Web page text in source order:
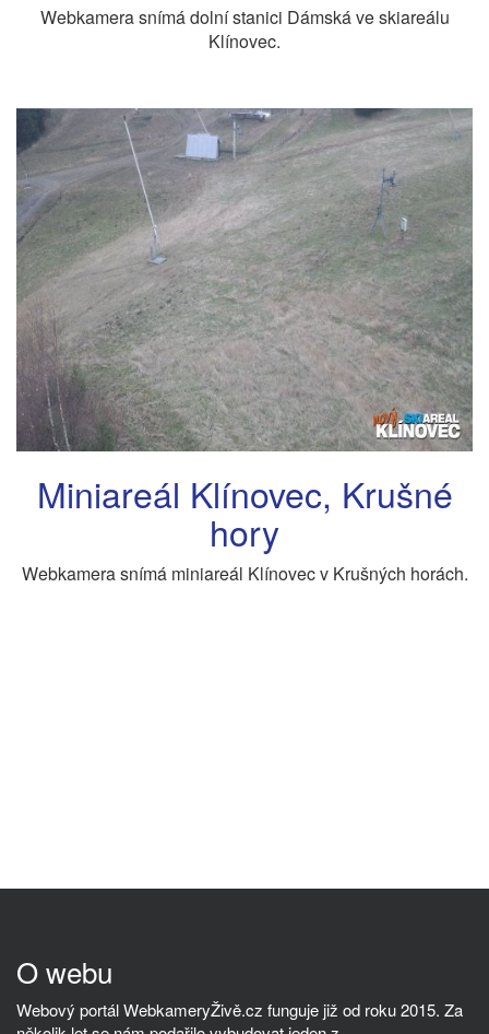
Webkamera snímá dolní stanici Dámská ve skiareálu
Klínovec.
Miniareál Klínovec, Krušné
hory
Webkamera snímá miniareál Klínovec v Krušných horách.
O webu
Webový portál WebkameryŽivě.cz funguje již od roku 2015. Za